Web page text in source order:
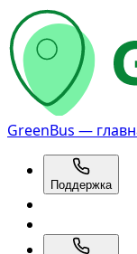
GreenBus —
Поддержка